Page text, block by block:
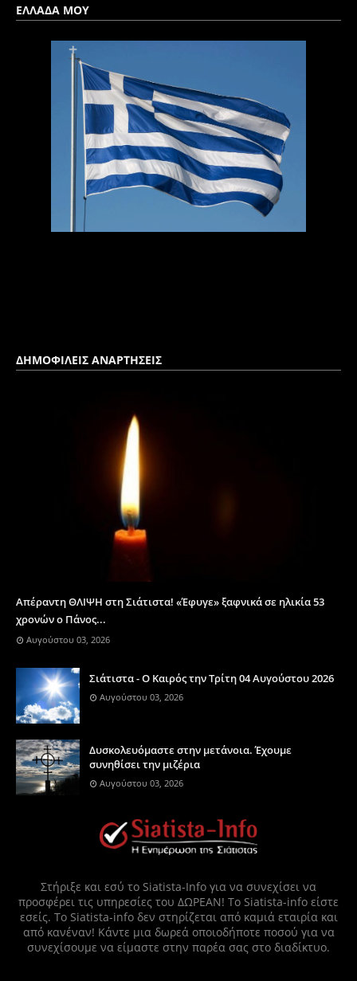
ΕΛΛΑΔΑ ΜΟΥ
ΔΗΜΟΦΙΛΕΙΣ ΑΝΑΡΤΗΣΕΙΣ
Απέραντη ΘΛΙΨΗ στη Σιάτιστα! «Έφυγε» ξαφνικά σε ηλικία 53
χρονών ο Πάνος...
Αυγούστου 03, 2026
Σιάτιστα - Ο Καιρός την Τρίτη 04 Αυγούστου 2026
Αυγούστου 03, 2026
Δυσκολευόμαστε στην μετάνοια. Έχουμε
συνηθίσει την μιζέρια
Αυγούστου 03, 2026
Στήριξε και εσύ το Siatista-Info για να συνεχίσει να
προσφέρει τις υπηρεσίες του ΔΩΡΕΑΝ! Το Siatista-info είστε
εσείς. Το Siatista-info δεν στηρίζεται από καμιά εταιρία και
από κανέναν! Κάντε μια δωρεά οποιοδήποτε ποσού για να
συνεχίσουμε να είμαστε στην παρέα σας στο διαδίκτυο.